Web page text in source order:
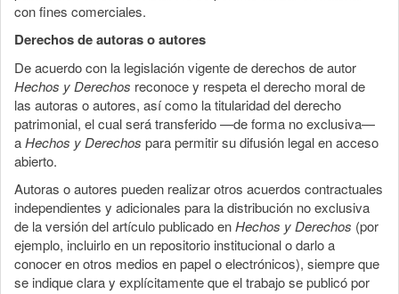
con fines comerciales.
Derechos de autoras o autores
De acuerdo con la legislación vigente de derechos de autor
Hechos y Derechos reconoce y respeta el derecho moral de
las autoras o autores, así como la titularidad del derecho
patrimonial, el cual será transferido —de forma no exclusiva—
aHechos y Derechos para permitir su difusión legal en acceso
abierto.
Autoras o autores pueden realizar otros acuerdos contractuales
independientes y adicionales para la distribución no exclusiva
de la versión del artículo publicado enHechos y Derechos (por
ejemplo, incluirlo en un repositorio institucional o darlo a
conocer en otros medios en papel o electrónicos), siempre que
se indique clara y explícitamente que el trabajo se publicó por